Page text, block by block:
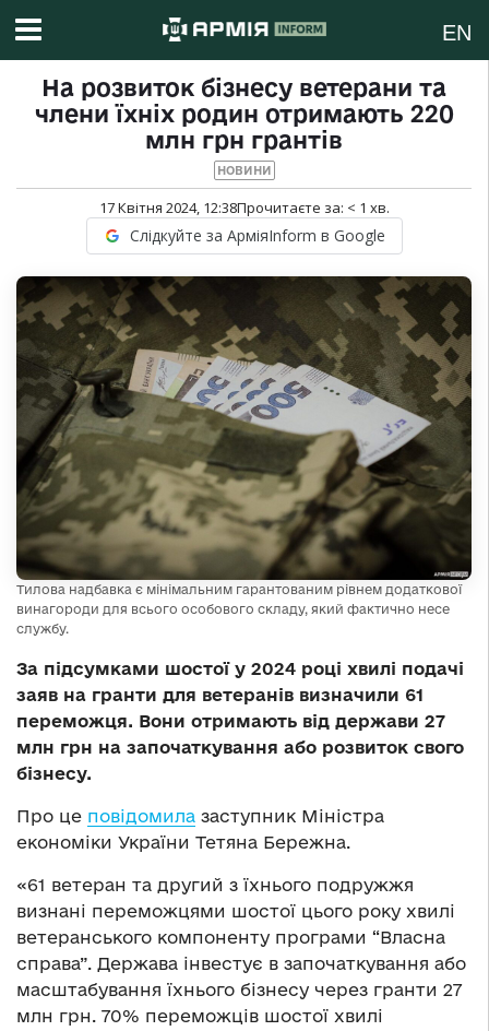
EN
На розвиток бізнесу ветерани та
члени їхніх родин отримають 220
млн грн грантів
НОВИНИ
17 Квітня 2024, 12:38Прочитаєте за: < 1 хв.
Слідкуйте за АрміяInform в Google
Тилова надбавка є мінімальним гарантованим рівнем додаткової
винагороди для всього особового складу, який фактично несе
службу.
За підсумками шостої у 2024 році хвилі подачі
заяв на гранти для ветеранів визначили 61
переможця. Вони отримають від держави 27
млн грн на започаткування або розвиток свого
бізнесу.
Про це повідомила заступник Міністра
економіки України Тетяна Бережна.
«61 ветеран та другий з їхнього подружжя
визнані переможцями шостої цього року хвилі
ветеранського компоненту програми “Власна
справа”. Держава інвестує в започаткування або
масштабування їхнього бізнесу через гранти 27
млн грн. 70% переможців шостої хвилі